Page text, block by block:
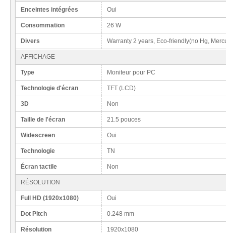
Enceintes intégrées Oui
Consommation 26 W
Divers Warranty 2 years, Eco-friendly(no Hg,
AFFICHAGE
Type Moniteur pour PC
Technologie d'écran TFT (LCD)
3D Non
Taille de l'écran 21.5 pouces
Widescreen Oui
Technologie TN
Écran tactile Non
RÉSOLUTION
Full HD (1920x1080) Oui
Dot Pitch 0.248 mm
Résolution 1920x1080